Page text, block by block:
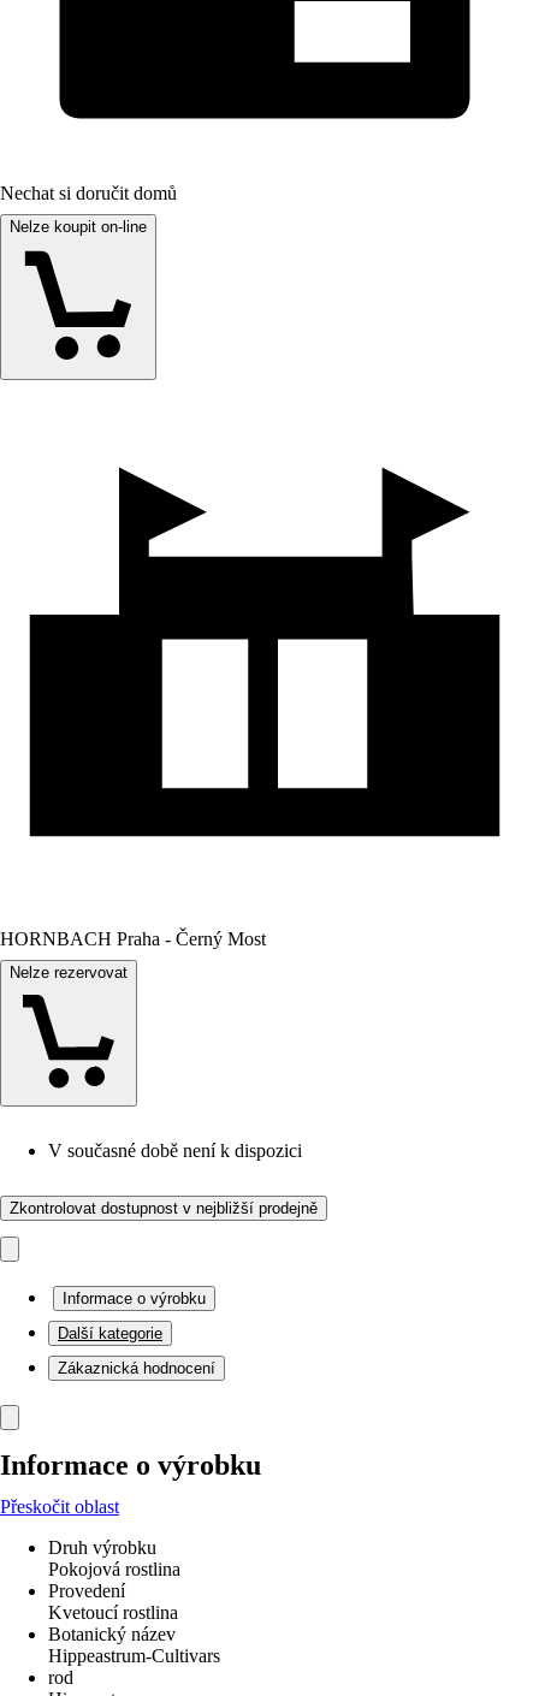
Nechat si doručit domů
Nelze koupit on-line
HORNBACH Praha - Černý Most
Nelze rezervovat
V současné době není k dispozici
Zkontrolovat dostupnost v nejbližší prodejně
Informace o výrobku
Další kategorie
Zákaznická hodnocení
Informace o výrobku
Přeskočit oblast
Druh výrobku
Pokojová rostlina
Provedení
Kvetoucí rostlina
Botanický název
Hippeastrum-Cultivars
rod